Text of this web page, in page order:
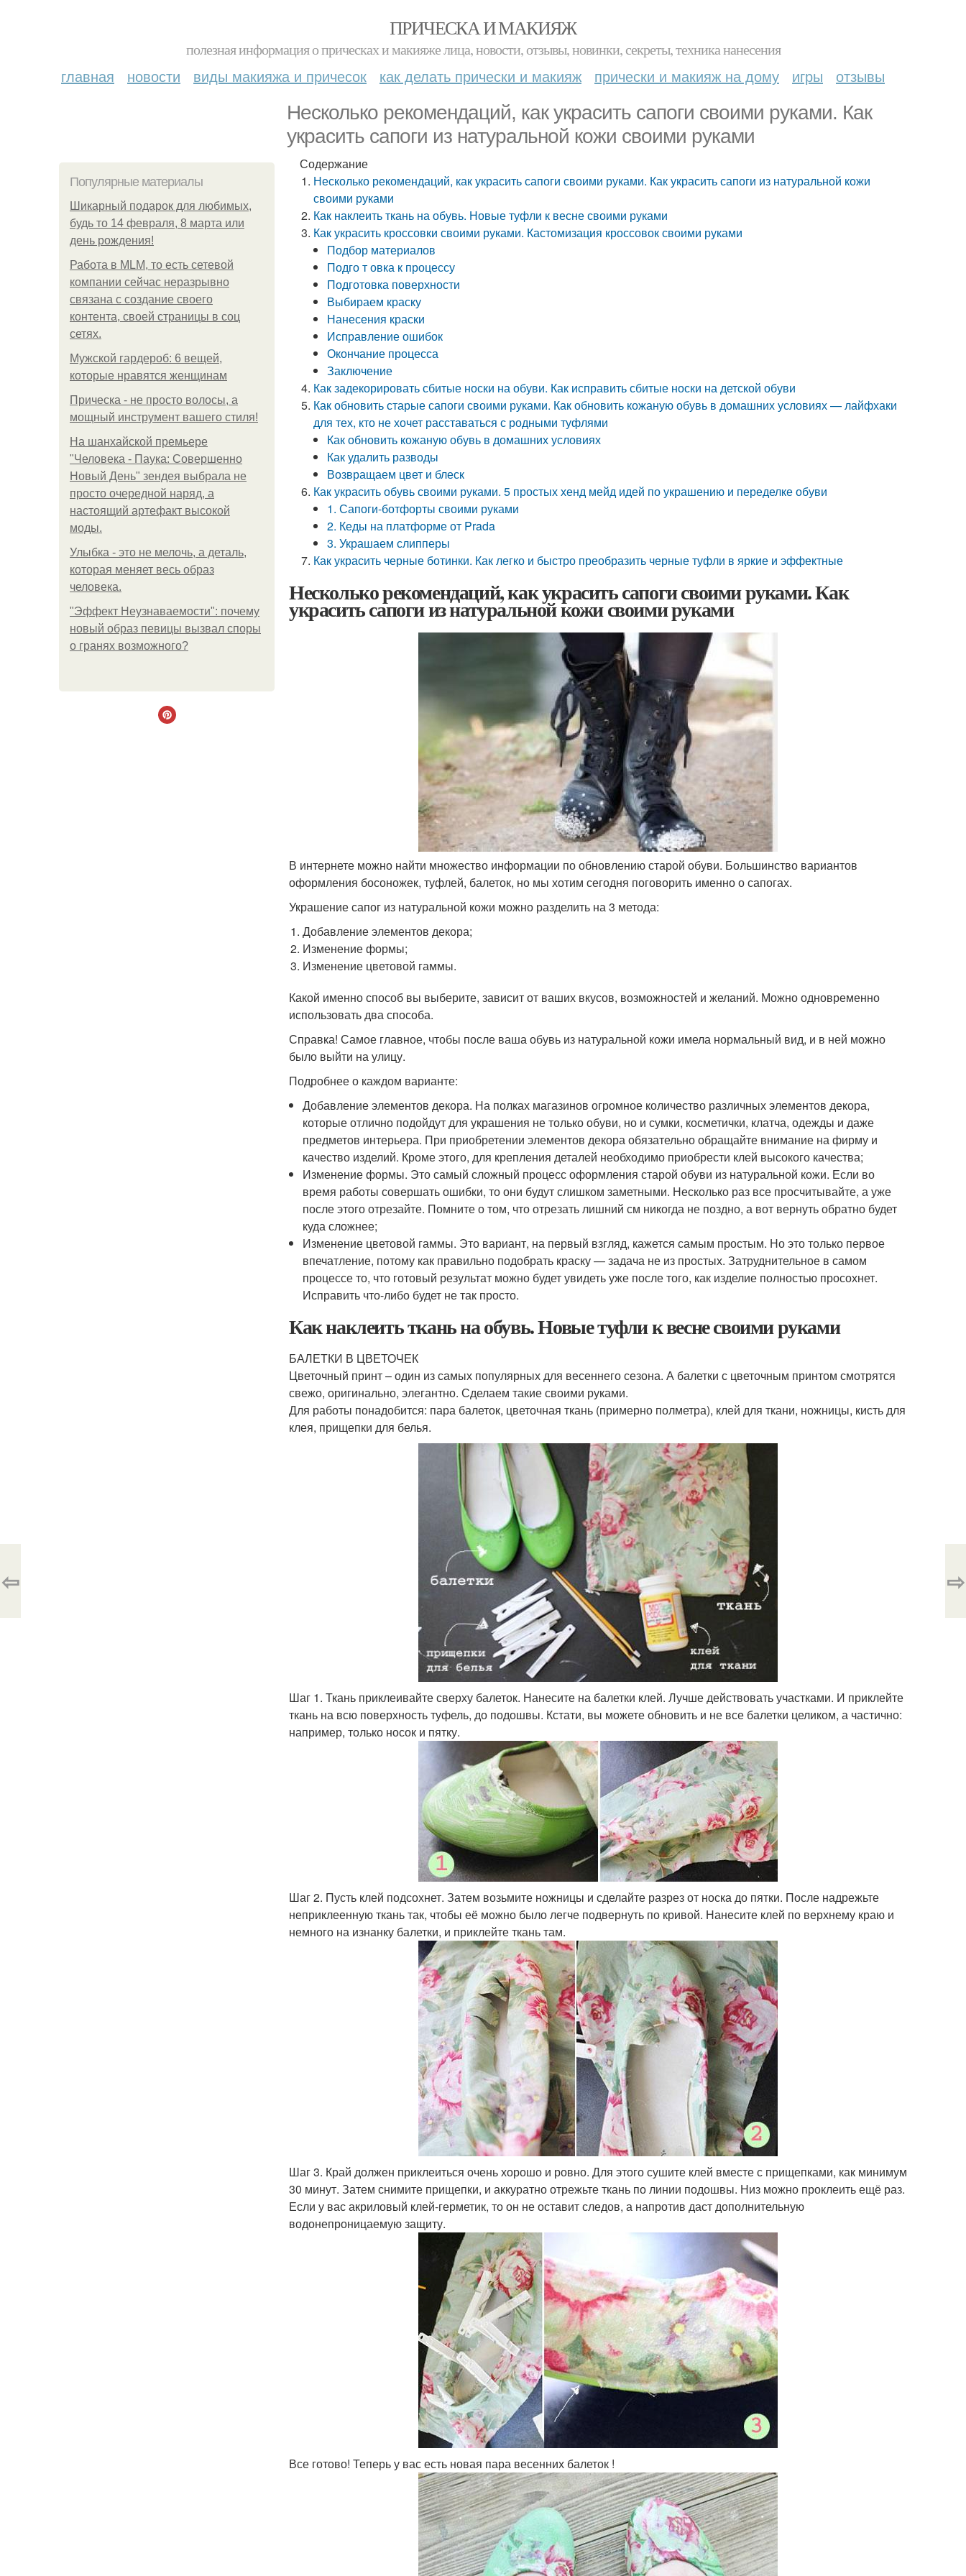
ПРИЧЕСКА И МАКИЯЖ
полезная информация о прическах и макияже лица, новости, отзывы, новинки, секреты, техника нанесения
главная новости виды макияжа и причесок как делать прически и макияж прически и макияж на дому игры отзывы
Несколько рекомендаций, как украсить сапоги своими руками. Как
украсить сапоги из натуральной кожи своими руками
Популярные материалы
Шикарный подарок для любимых,
будь то 14 февраля, 8 марта или
день рождения!
Работа в MLM, то есть сетевой
компании сейчас неразрывно
связана с создание своего
контента, своей страницы в соц
сетях.
Мужской гардероб: 6 вещей,
которые нравятся женщинам
Прическа - не просто волосы, а
мощный инструмент вашего стиля!
На шанхайской премьере
"Человека - Паука: Совершенно
Новый День" зендея выбрала не
просто очередной наряд, а
настоящий артефакт высокой
моды.
Улыбка - это не мелочь, а деталь,
которая меняет весь образ
человека.
"Эффект Неузнаваемости": почему
новый образ певицы вызвал споры
о гранях возможного?
Содержание
Несколько рекомендаций, как украсить сапоги своими руками. Как украсить сапоги из натуральной кожи
своими руками
Как наклеить ткань на обувь. Новые туфли к весне своими руками
Как украсить кроссовки своими руками. Кастомизация кроссовок своими руками
Подбор материалов
Подго т овка к процессу
Подготовка поверхности
Выбираем краску
Нанесения краски
Исправление ошибок
Окончание процесса
Заключение
Как задекорировать сбитые носки на обуви. Как исправить сбитые носки на детской обуви
Как обновить старые сапоги своими руками. Как обновить кожаную обувь в домашних условиях — лайфхаки
для тех, кто не хочет расставаться с родными туфлями
Как обновить кожаную обувь в домашних условиях
Как удалить разводы
Возвращаем цвет и блеск
Как украсить обувь своими руками. 5 простых хенд мейд идей по украшению и переделке обуви
1. Сапоги-ботфорты своими руками
2. Кеды на платформе от Prada
3. Украшаем слипперы
Как украсить черные ботинки. Как легко и быстро преобразить черные туфли в яркие и эффектные
Несколько рекомендаций, как украсить сапоги своими руками. Как
украсить сапоги из натуральной кожи своими руками
В интернете можно найти множество информации по обновлению старой обуви. Большинство вариантов
оформления босоножек, туфлей, балеток, но мы хотим сегодня поговорить именно о сапогах.
Украшение сапог из натуральной кожи можно разделить на 3 метода:
Добавление элементов декора;
Изменение формы;
Изменение цветовой гаммы.
Какой именно способ вы выберите, зависит от ваших вкусов, возможностей и желаний. Можно одновременно
использовать два способа.
Справка! Самое главное, чтобы после ваша обувь из натуральной кожи имела нормальный вид, и в ней можно
было выйти на улицу.
Подробнее о каждом варианте:
Добавление элементов декора. На полках магазинов огромное количество различных элементов декора,
которые отлично подойдут для украшения не только обуви, но и сумки, косметички, клатча, одежды и даже
предметов интерьера. При приобретении элементов декора обязательно обращайте внимание на фирму и
качество изделий. Кроме этого, для крепления деталей необходимо приобрести клей высокого качества;
Изменение формы. Это самый сложный процесс оформления старой обуви из натуральной кожи. Если во
время работы совершать ошибки, то они будут слишком заметными. Несколько раз все просчитывайте, а уже
после этого отрезайте. Помните о том, что отрезать лишний см никогда не поздно, а вот вернуть обратно будет
куда сложнее;
Изменение цветовой гаммы. Это вариант, на первый взгляд, кажется самым простым. Но это только первое
впечатление, потому как правильно подобрать краску — задача не из простых. Затруднительное в самом
процессе то, что готовый результат можно будет увидеть уже после того, как изделие полностью просохнет.
Исправить что-либо будет не так просто.
Как наклеить ткань на обувь. Новые туфли к весне своими руками
БАЛЕТКИ В ЦВЕТОЧЕК
Цветочный принт – один из самых популярных для весеннего сезона. А балетки с цветочным принтом смотрятся
свежо, оригинально, элегантно. Сделаем такие своими руками.
Для работы понадобится: пара балеток, цветочная ткань (примерно полметра), клей для ткани, ножницы, кисть для
клея, прищепки для белья.
Шаг 1. Ткань приклеивайте сверху балеток. Нанесите на балетки клей. Лучше действовать участками. И приклейте
ткань на всю поверхность туфель, до подошвы. Кстати, вы можете обновить и не все балетки целиком, а частично:
например, только носок и пятку.
Шаг 2. Пусть клей подсохнет. Затем возьмите ножницы и сделайте разрез от носка до пятки. После надрежьте
неприклеенную ткань так, чтобы её можно было легче подвернуть по кривой. Нанесите клей по верхнему краю и
немного на изнанку балетки, и приклейте ткань там.
Шаг 3. Край должен приклеиться очень хорошо и ровно. Для этого сушите клей вместе с прищепками, как минимум
30 минут. Затем снимите прищепки, и аккуратно отрежьте ткань по линии подошвы. Низ можно проклеить ещё раз.
Если у вас акриловый клей-герметик, то он не оставит следов, а напротив даст дополнительную
водонепроницаемую защиту.
Все готово! Теперь у вас есть новая пара весенних балеток !
⇦ ⇨